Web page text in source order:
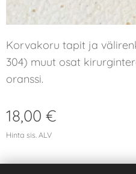
Korvakoru tapit ja
304) muut osat
oranssi.
18,00 €
Hinta sis. ALV